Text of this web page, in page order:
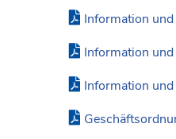
Information
Information
Information